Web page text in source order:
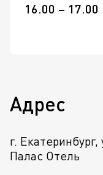
16.00 – 17.00
Адрес
г.
Палас Отель